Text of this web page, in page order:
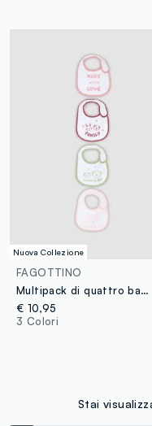
Nuova Collezione
FAGOTTINO
Multipack di quattro bavaglini multicolor in misto cotone organico per neonato
€ 10,95
3 Colori
Stai